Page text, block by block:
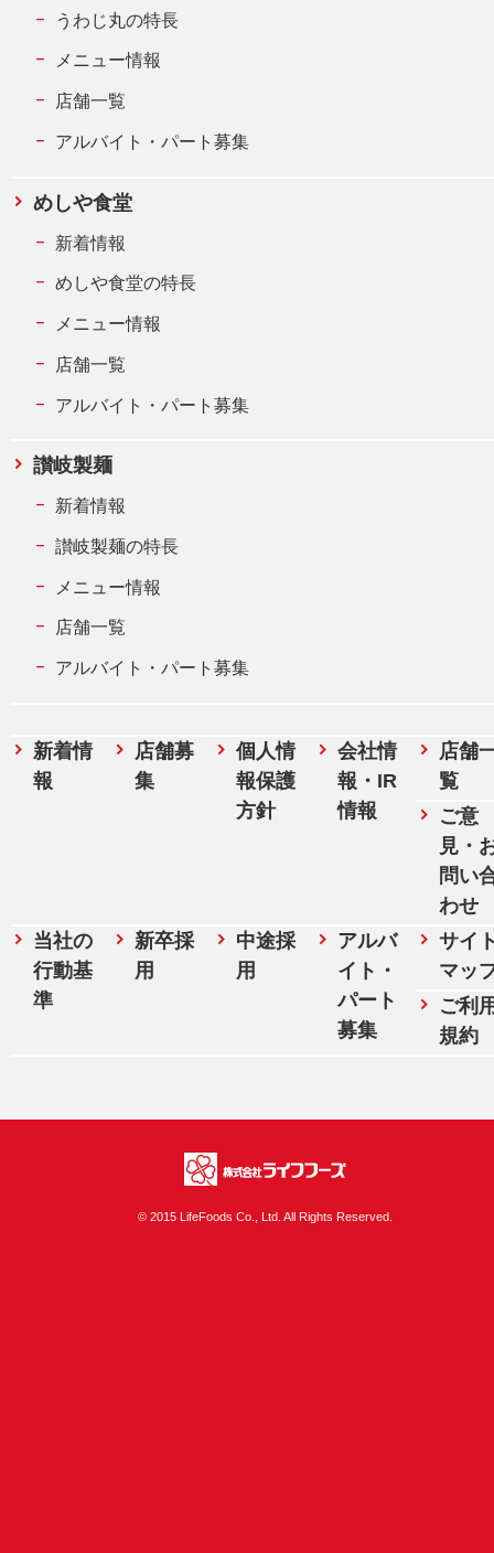
うわじ丸の特長
メニュー情報
店舗一覧
アルバイト・パート募集
めしや食堂
新着情報
めしや食堂の特長
メニュー情報
店舗一覧
アルバイト・パート募集
讃岐製麺
新着情報
讃岐製麺の特長
メニュー情報
店舗一覧
アルバイト・パート募集
新着情
報
店舗募
集
個人情
報保護
方針
会社情
報・IR
情報
店舗
覧
ご意
見・
問い
わせ
当社の
行動基
準
新卒採
用
中途採
用
アルバ
イト・
パート
募集
サイ
マッ
ご利
規約
© 2015 LifeFoods Co., Ltd. All Rights Reserved.